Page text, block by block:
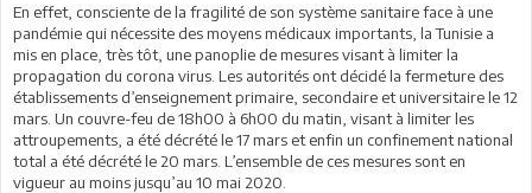
En effet, consciente de la fragilité de son système sanitaire face à une
pandémie qui nécessite des moyens médicaux importants, la Tunisie a
mis en place, très tôt, une panoplie de mesures visant à limiter la
propagation du corona virus. Les autorités ont décidé la fermeture des
établissements d’enseignement primaire, secondaire et universitaire le 12
mars. Un couvre-feu de 18h00 à 6h00 du matin, visant à limiter les
attroupements, a été décrété le 17 mars et enfin un confinement national
total a été décrété le 20 mars. L’ensemble de ces mesures sont en
vigueur au moins jusqu’au 10 mai 2020.